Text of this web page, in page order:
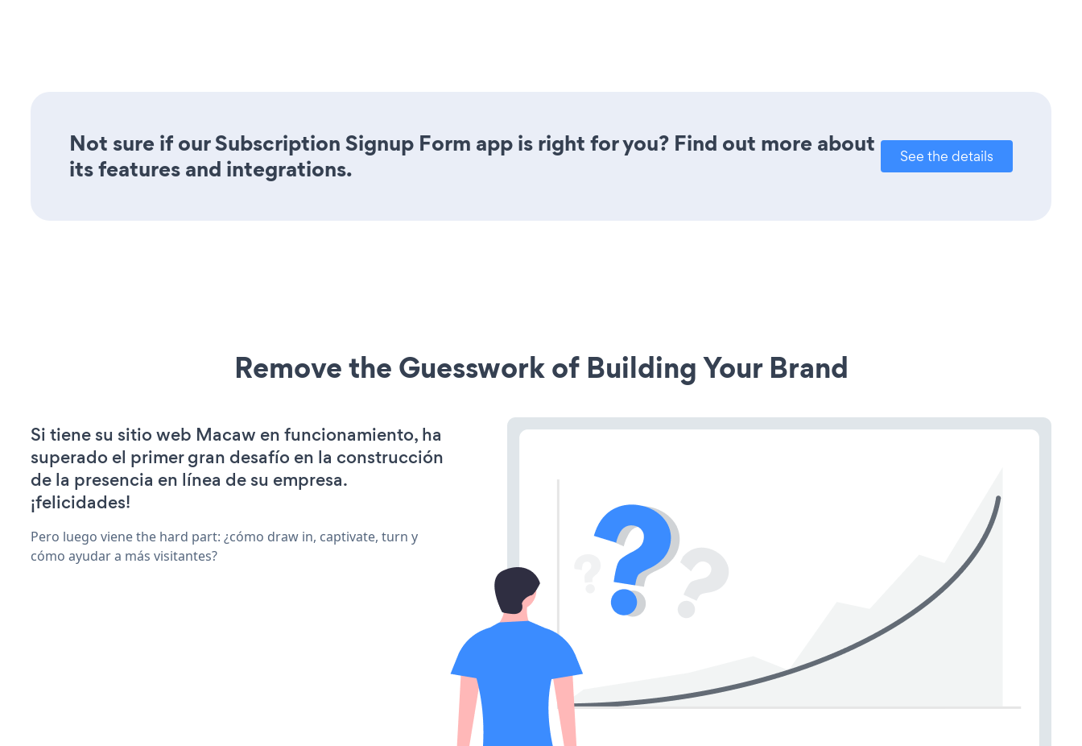
Not sure if our Subscription Signup Form app is right for you? Find out more about
its features and integrations.
See the details
Remove the Guesswork of Building Your Brand
Si tiene su sitio web Macaw en funcionamiento, ha
superado el primer gran desafío en la construcción
de la presencia en línea de su empresa.
¡felicidades!
Pero luego viene the hard part: ¿cómo draw in, captivate, turn y
cómo ayudar a más visitantes?